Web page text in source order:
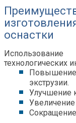
оснастки
Использование
технологических
экструзии.
Улучшение
Увеличение